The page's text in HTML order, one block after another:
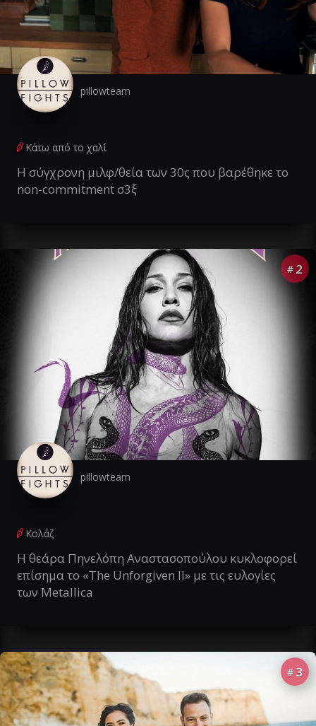
pillowteam
Κάτω από το χαλί
Η σύγχρονη μιλφ/θεία των 30ς που βαρέθηκε το
non-commitment σ3ξ
# 2
pillowteam
Κολάζ
Η θεάρα Πηνελόπη Αναστασοπούλου κυκλοφορεί
επίσημα το «The Unforgiven II» με τις ευλογίες
των Metallica
# 3